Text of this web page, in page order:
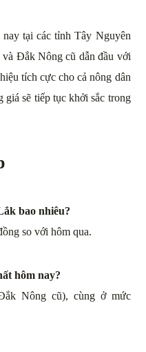
tại các tỉnh Tây Nguyên
Đắk Nông cũ dẫn đầu với
tích cực cho cả nông dân
giá sẽ tiếp tục khởi sắc trong
bao nhiêu?
so với hôm qua.
hôm nay?
Nông cũ), cùng ở mức